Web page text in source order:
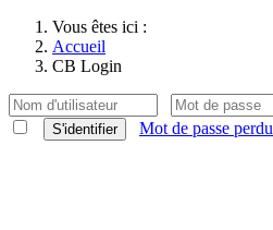
Vous êtes ici :
Accueil
CB Login
S'identifier Mot de passe perdu